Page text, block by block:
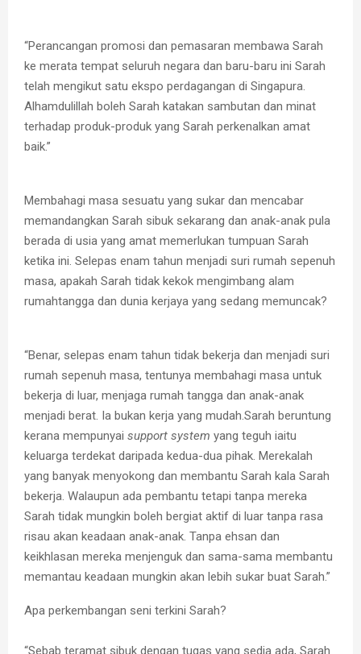
“Perancangan promosi dan pemasaran membawa Sarah
ke merata tempat seluruh negara dan baru-baru ini Sarah
telah mengikut satu ekspo perdagangan di Singapura.
Alhamdulillah boleh Sarah katakan sambutan dan minat
terhadap produk-produk yang Sarah perkenalkan amat
baik.”
Membahagi masa sesuatu yang sukar dan mencabar
memandangkan Sarah sibuk sekarang dan anak-anak pula
berada di usia yang amat memerlukan tumpuan Sarah
ketika ini. Selepas enam tahun menjadi suri rumah sepenuh
masa, apakah Sarah tidak kekok mengimbang alam
rumahtangga dan dunia kerjaya yang sedang memuncak?
“Benar, selepas enam tahun tidak bekerja dan menjadi suri
rumah sepenuh masa, tentunya membahagi masa untuk
bekerja di luar, menjaga rumah tangga dan anak-anak
menjadi berat. Ia bukan kerja yang mudah.Sarah beruntung
kerana mempunyai support system yang teguh iaitu
keluarga terdekat daripada kedua-dua pihak. Merekalah
yang banyak menyokong dan membantu Sarah kala Sarah
bekerja. Walaupun ada pembantu tetapi tanpa mereka
Sarah tidak mungkin boleh bergiat aktif di luar tanpa rasa
risau akan keadaan anak-anak. Tanpa ehsan dan
keikhlasan mereka menjenguk dan sama-sama membantu
memantau keadaan mungkin akan lebih sukar buat Sarah.”
Apa perkembangan seni terkini Sarah?
“Sebab teramat sibuk dengan tugas yang sedia ada, Sarah